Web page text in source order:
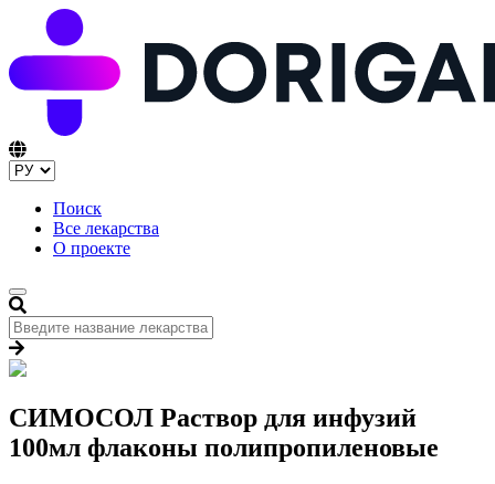
Поиск
Все лекарства
О проекте
СИМОСОЛ Раствор для инфузий
100мл флаконы полипропиленовые